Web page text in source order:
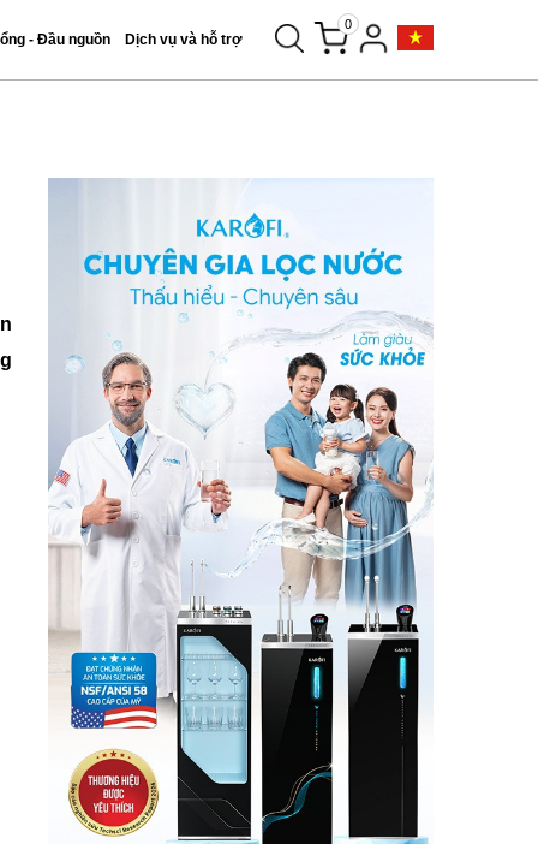
- Đầu nguồn Dịch vụ và hỗ trợ
0